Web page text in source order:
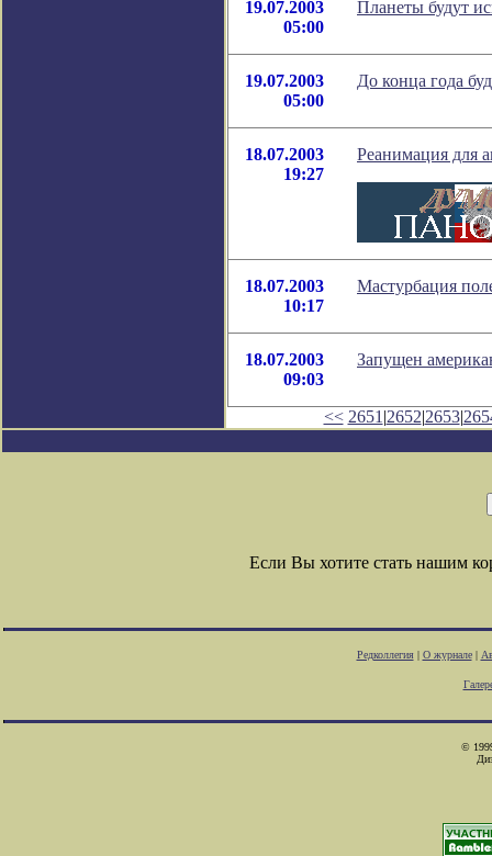
19.07.2003
05:00
Планеты будут
19.07.2003
05:00
До конца года
18.07.2003
19:27
Реанимация для
18.07.2003
10:17
Мастурбация
18.07.2003
09:03
Запущен
<< 2651 |2652|2653|
Если Вы хотите стать нашим
Редколлегия| О журнале|
©